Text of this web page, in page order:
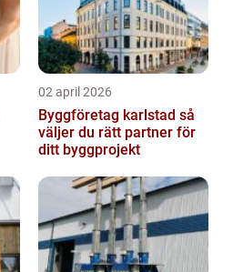
02 april 2026
Byggföretag karlstad så
väljer du rätt partner för
ditt byggprojekt